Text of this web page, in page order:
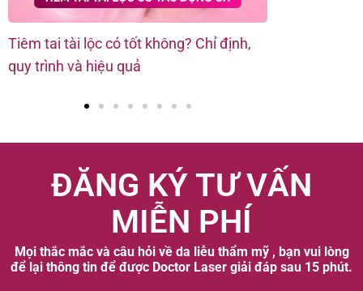
Tiêm tai tài lộc có tốt không? Chỉ định,
quy trình và hiệu quả
ĐĂNG KÝ TƯ VẤN
MIỄN PHÍ
Mọi thắc mắc và câu hỏi về da liễu thẩm mỹ , bạn vui lòng
để lại thông tin để được Doctor Laser giải đáp sau 15 phút.